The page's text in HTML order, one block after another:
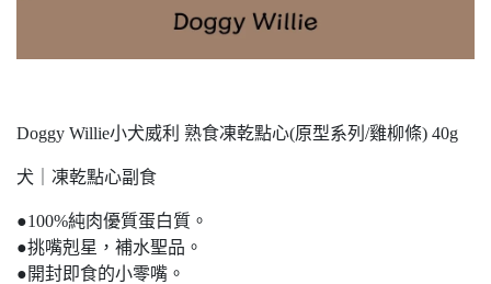
Doggy Willie小犬威利 熟食凍乾點心(原型系列/雞柳條) 40g
犬｜凍乾點心副食
●100%純肉優質蛋白質。
●挑嘴剋星，補水聖品。
●開封即食的小零嘴。